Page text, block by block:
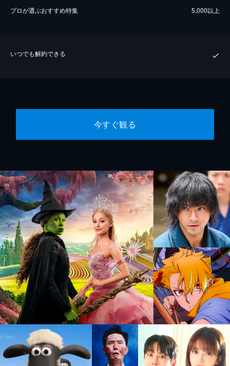
プロが選ぶおすすめ特集 5,000以上
いつでも解約できる
今すぐ観る